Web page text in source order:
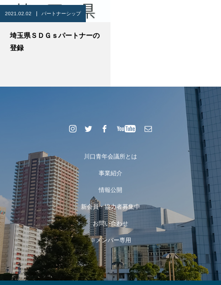
2021.02.02 パートナーシップ
埼玉県ＳＤＧｓパートナーの
登録
川口青年会議所とは
事業紹介
情報公開
新会員・協力者募集中
お問い合わせ
※メンバー専用